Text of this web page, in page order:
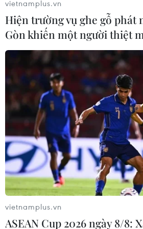
Anh bắt đầu cấp hộ chiếu
'Liên minh châu Âu'
06/04/2019 11:15
Bộ Nội vụ Anh đã khẳng định rằng
từ ngày 30/3, thời điểm sau khi
rời khỏi EU, không còn dòng chữ
hồi năm 2017.
vietnamplus.vn
Hiện trường vụ ghe gỗ phát
Gòn khiến một người thiệt
vietnamplus.vn
ASEAN Cup 2026 ngày 8/8: